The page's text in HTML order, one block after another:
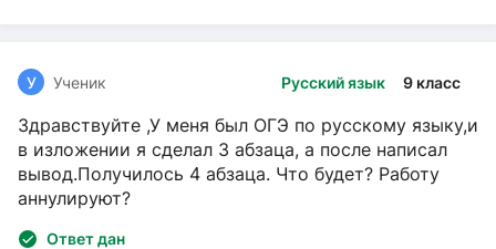
Русский язык 9 класс
У Ученик
Здравствуйте ,У меня был ОГЭ по русскому языку,и
в изложении я сделал 3 абзаца, а после написал
вывод.Получилось 4 абзаца. Что будет? Работу
аннулируют?
Ответ дан